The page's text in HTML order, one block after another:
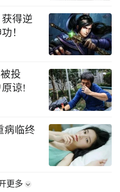
得逆
！
投
谅!
病临终
更多